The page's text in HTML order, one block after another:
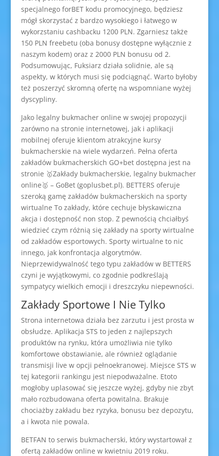
specjalnego forBET kodu promocyjnego, będziesz
mógł skorzystać z bardzo wysokiego i łatwego w
wykorzstaniu cashbacku 1200 PLN. Zgarniesz także
150 PLN freebetu (oba bonusy dostępne wyłącznie z
naszym kodem) oraz z 2000 PLN bonusu od 2.
Podsumowując, Fuksiarz działa solidnie, ale są
aspekty, w których musi się podciągnąć. Warto byłoby
też poszerzyć skromną ofertę na wspomniane wyżej
dyscypliny.
Jako legalny bukmacher online w swojej propozycji
zarówno na stronie internetowej, jak i aplikacji
mobilnej oferuje klientom atrakcyjne kursy
bukmacherskie na wiele wydarzeń. Pełna oferta
zakładów bukmacherskich GO+bet dostępna jest na
stronie 🥇Zakłady bukmacherskie, legalny bukmacher
online🥇 – GoBet (goplusbet.pl). BETTERS oferuje
szeroką gamę zakładów bukmacherskich na sporty
wirtualne To zakłady, które cechuje błyskawiczna
akcja i dostępność non stop. Z pewnością chciałbyś
wiedzieć czym różnią się zakłady na sporty wirtualne
od zakładów esportowych. Sporty wirtualne to nic
innego, jak konfrontacja algorytmów.
Nieprzewidywalność tego typu zakładów w BETTERS
czyni je wyjątkowymi, co zgodnie podkreślają
sympatycy wielkich emocji i dreszczyku niepewności.
Zakłady Sportowe I Nie Tylko
Strona internetowa działa bez zarzutu i jest prosta w
obsłudze. Aplikacja STS to jeden z najlepszych
produktów na rynku, która umożliwia nie tylko
komfortowe obstawianie, ale również oglądanie
transmisji live w opcji pełnoekranowej. Miejsce STS w
tej kategorii rankingu jest niepodważalne. Etoto
mogłoby uplasować się jeszcze wyżej, gdyby nie zbyt
mało rozbudowana oferta powitalna. Brakuje
chociażby zakładu bez ryzyka, bonusu bez depozytu,
a i kwota nie powala.
BETFAN to serwis bukmacherski, który wystartował z
ofertą zakładów online w kwietniu 2019 roku.